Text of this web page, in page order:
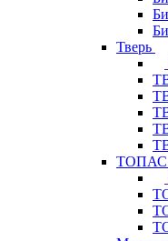
Тверь
ТОПАС